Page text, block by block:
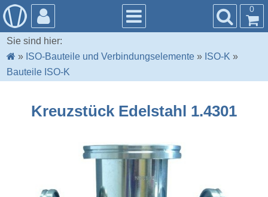
0
Sie sind hier:
» ISO-Bauteile und Verbindungselemente » ISO-K »
Bauteile ISO-K
Kreuzstück Edelstahl 1.4301